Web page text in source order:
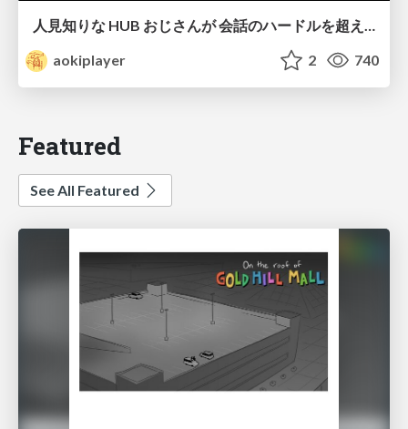
人見知りな HUB おじさんが 会話のハードルを超え、 今度は誰かの踏み台になろうとする話/hub-guy-as-a-stepping-stone
aokiplayer
2 740
Featured
See All Featured